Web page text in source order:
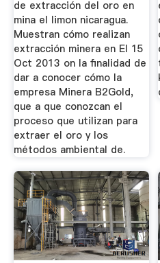
de extracción del oro en
mina el limon nicaragua.
Muestran cómo realizan
extracción minera en El 15
Oct 2013 on la finalidad de
dar a conocer cómo la
empresa Minera B2Gold,
que a que conozcan el
proceso que utilizan para
extraer el oro y los
métodos ambiental de.